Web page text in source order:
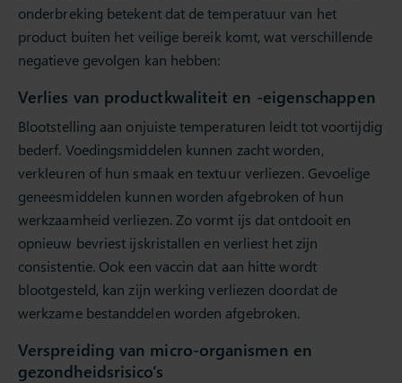
onderbreking betekent dat de temperatuur van het
product buiten het veilige bereik komt, wat verschillende
negatieve gevolgen kan hebben:
Verlies van productkwaliteit en -eigenschappen
Blootstelling aan onjuiste temperaturen leidt tot voortijdig
bederf. Voedingsmiddelen kunnen zacht worden,
verkleuren of hun smaak en textuur verliezen. Gevoelige
geneesmiddelen kunnen worden afgebroken of hun
werkzaamheid verliezen. Zo vormt ijs dat ontdooit en
opnieuw bevriest ijskristallen en verliest het zijn
consistentie. Ook een vaccin dat aan hitte wordt
blootgesteld, kan zijn werking verliezen doordat de
werkzame bestanddelen worden afgebroken.
Verspreiding van micro-organismen en
gezondheidsrisico’s